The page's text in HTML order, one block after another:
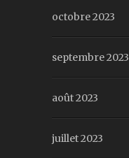
octobre 2023
septembre 2023
août 2023
juillet 2023